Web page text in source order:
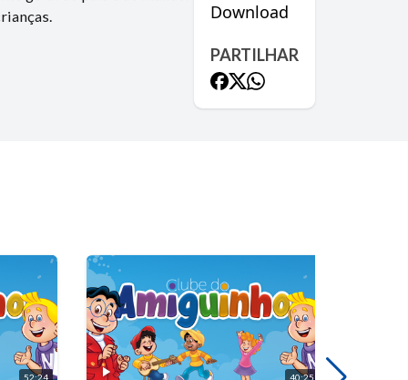
Download
PARTILHAR
52:24 40:25